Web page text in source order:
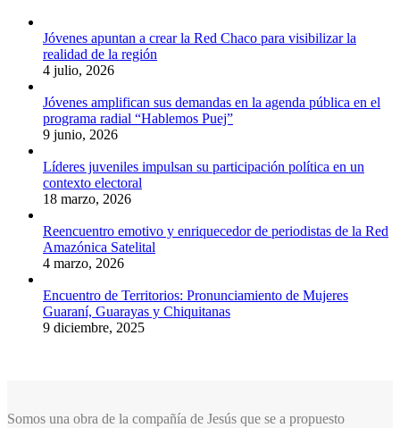
Jóvenes apuntan a crear la Red Chaco para visibilizar la
realidad de la región
4 julio, 2026
Jóvenes amplifican sus demandas en la agenda pública en el
programa radial “Hablemos Puej”
9 junio, 2026
Líderes juveniles impulsan su participación política en un
contexto electoral
18 marzo, 2026
Reencuentro emotivo y enriquecedor de periodistas de la Red
Amazónica Satelital
4 marzo, 2026
Encuentro de Territorios: Pronunciamiento de Mujeres
Guaraní, Guarayas y Chiquitanas
9 diciembre, 2025
Somos una obra de la compañía de Jesús que se a propuesto